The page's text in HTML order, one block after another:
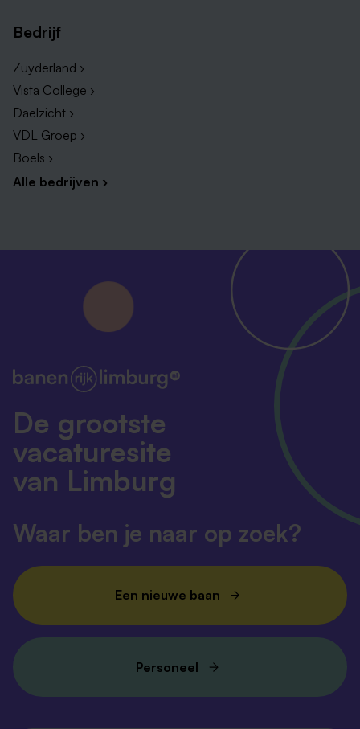
Bedrijf
Zuyderland ›
Vista College ›
Daelzicht ›
VDL Groep ›
Boels ›
Alle bedrijven ›
De grootste
vacaturesite
van Limburg
Waar ben je naar op zoek?
Een nieuwe baan
Personeel